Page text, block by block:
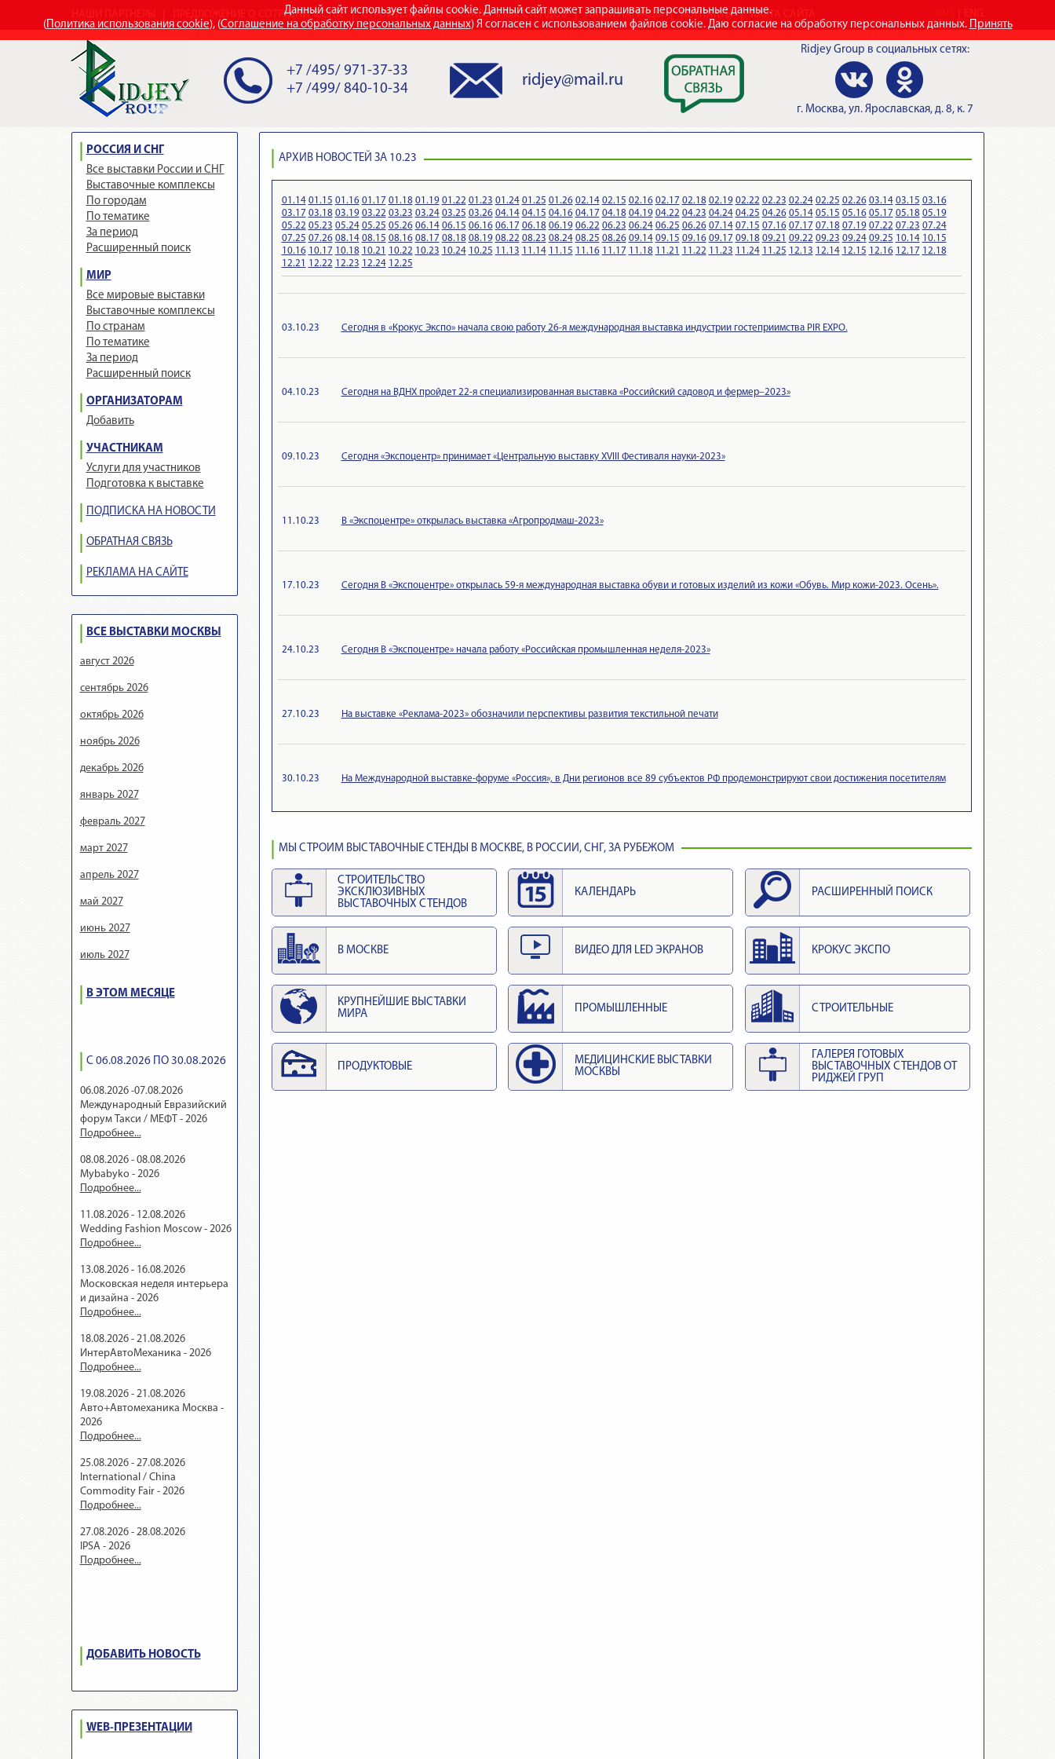
Данный сайт использует файлы cookie. Данный сайт может запрашивать персональные данные.
(Политика использования cookie), (Соглашение на обработку персональных данных) Я согласен с использованием файлов cookie. Даю согласие на обработку персональных данных. Принять
ПРЕДЛОЖЕНИЕ О СОТРУДНИЧЕСТВЕ СТРОИТЕЛЬСТВО ВЫСТАВОЧНЫХ СТЕНДОВ НАШИ НАГРАДЫ КОНТАКТЫ КАРТА САЙТА
+7 /495/ 971-37-33
+7 /499/ 840-10-34
ridjey@mail.ru
Ridjey Group в социальных сетях:
г. Москва, ул. Ярославская, д. 8, к. 7
РОССИЯ И СНГ
Все выставки России и СНГ
Выставочные комплексы
По городам
По тематике
За период
Расширенный поиск
МИР
Все мировые выставки
Выставочные комплексы
По странам
По тематике
За период
Расширенный поиск
ОРГАНИЗАТОРАМ
Добавить
УЧАСТНИКАМ
Услуги для участников
Подготовка к выставке
ПОДПИСКА НА НОВОСТИ
ОБРАТНАЯ СВЯЗЬ
РЕКЛАМА НА САЙТЕ
ВСЕ ВЫСТАВКИ МОСКВЫ
август 2026
сентябрь 2026
октябрь 2026
ноябрь 2026
декабрь 2026
январь 2027
февраль 2027
март 2027
апрель 2027
май 2027
июнь 2027
июль 2027
В ЭТОМ МЕСЯЦЕ
С 06.08.2026 ПО 30.08.2026
06.08.2026 -07.08.2026
Международный Евразийский
форум Такси / МЕФТ - 2026
Подробнее...
08.08.2026 - 08.08.2026
Mybabyko - 2026
Подробнее...
11.08.2026 - 12.08.2026
Wedding Fashion Moscow - 2026
Подробнее...
13.08.2026 - 16.08.2026
Московская неделя интерьера
и дизайна - 2026
Подробнее...
18.08.2026 - 21.08.2026
ИнтерАвтоМеханика - 2026
Подробнее...
19.08.2026 - 21.08.2026
Авто+Автомеханика Москва -
2026
Подробнее...
25.08.2026 - 27.08.2026
International / China
Commodity Fair - 2026
Подробнее...
27.08.2026 - 28.08.2026
IPSA - 2026
Подробнее...
ДОБАВИТЬ НОВОСТЬ
WEB-ПРЕЗЕНТАЦИИ
АРХИВ НОВОСТЕЙ ЗА 10.23
01.14 01.15 01.16 01.17 01.18 01.19 01.22 01.23 01.24 01.25 01.26 02.14 02.15 02.16 02.17 02.18 02.19 02.22 02.23 02.24 02.25 02.26 03.14 03.15 03.16
03.17 03.18 03.19 03.22 03.23 03.24 03.25 03.26 04.14 04.15 04.16 04.17 04.18 04.19 04.22 04.23 04.24 04.25 04.26 05.14 05.15 05.16 05.17 05.18 05.19
05.22 05.23 05.24 05.25 05.26 06.14 06.15 06.16 06.17 06.18 06.19 06.22 06.23 06.24 06.25 06.26 07.14 07.15 07.16 07.17 07.18 07.19 07.22 07.23 07.24
07.25 07.26 08.14 08.15 08.16 08.17 08.18 08.19 08.22 08.23 08.24 08.25 08.26 09.14 09.15 09.16 09.17 09.18 09.21 09.22 09.23 09.24 09.25 10.14 10.15
10.16 10.17 10.18 10.21 10.22 10.23 10.24 10.25 11.13 11.14 11.15 11.16 11.17 11.18 11.21 11.22 11.23 11.24 11.25 12.13 12.14 12.15 12.16 12.17 12.18
12.21
12.22 12.23 12.24 12.25
03.10.23 Сегодня в «Крокус Экспо» начала свою работу 26-я международная выставка индустрии гостеприимства PIR EXPO.
04.10.23 Сегодня на ВДНХ пройдет 22-я специализированная выставка «Российский садовод и фермер–2023»
09.10.23 Сегодня «Экспоцентр» принимает «Центральную выставку XVIII Фестиваля науки-2023»
11.10.23 В «Экспоцентре» открылась выставка «Агропродмаш-2023»
17.10.23 Сегодня В «Экспоцентре» открылась 59-я международная выставка обуви и готовых изделий из кожи «Обувь. Мир кожи-2023. Осень».
24.10.23 Сегодня В «Экспоцентре» начала работу «Российская промышленная неделя-2023»
27.10.23 На выставке «Реклама-2023» обозначили перспективы развития текстильной печати
30.10.23 На Международной выставке-форуме «Россия», в Дни регионов все 89 субъектов РФ продемонстрируют свои достижения посетителям
МЫ СТРОИМ ВЫСТАВОЧНЫЕ СТЕНДЫ В МОСКВЕ, В РОССИИ, СНГ, ЗА РУБЕЖОМ
СТРОИТЕЛЬСТВО
ЭКСКЛЮЗИВНЫХ
ВЫСТАВОЧНЫХ СТЕНДОВ
КАЛЕНДАРЬ РАСШИРЕННЫЙ ПОИСК
В МОСКВЕ ВИДЕО ДЛЯ LED ЭКРАНОВ КРОКУС ЭКСПО
КРУПНЕЙШИЕ ВЫСТАВКИ
МИРА
ПРОМЫШЛЕННЫЕ СТРОИТЕЛЬНЫЕ
ПРОДУКТОВЫЕ
МЕДИЦИНСКИЕ ВЫСТАВКИ
МОСКВЫ
ГАЛЕРЕЯ ГОТОВЫХ
ВЫСТАВОЧНЫХ СТЕНДОВ ОТ
РИДЖЕЙ ГРУП